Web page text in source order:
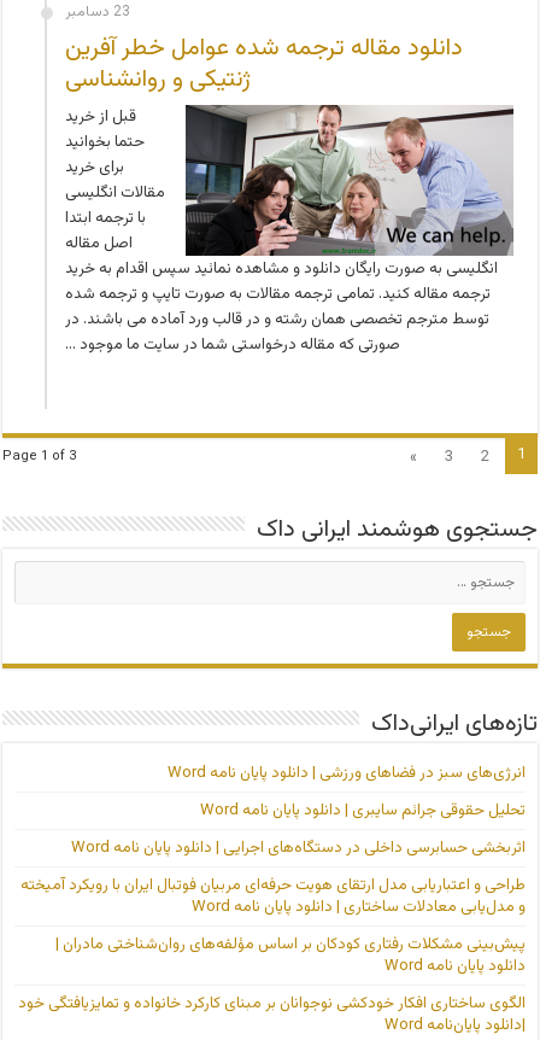
23 دسامبر
دانلود مقاله ترجمه شده عوامل خطر آفرین
ژنتیکی و روانشناسی
قبل از خرید
حتما بخوانید
برای خرید
مقالات انگلیسی
با ترجمه ابتدا
اصل مقاله
انگلیسی به صورت رایگان دانلود و مشاهده نمائید سپس اقدام به خرید
ترجمه مقاله کنید. تمامی ترجمه مقالات به صورت تایپ و ترجمه شده
توسط مترجم تخصصی همان رشته و در قالب ورد آماده می باشند. در
صورتی که مقاله درخواستی شما در سایت ما موجود …
Page 1 of 3 1
2
3
»
جستجوی هوشمند ایرانی داک
تازه‌های ایرانی‌داک
انرژی‌های سبز در فضاهای ورزشی | دانلود پایان نامه Word
تحلیل حقوقی جرائم سایبری | دانلود پایان نامه Word
اثربخشی حسابرسی داخلی در دستگاه‌های اجرایی | دانلود پایان نامه Word
طراحی و اعتباریابی مدل ارتقای هویت حرفه‌ای مربیان فوتبال ایران با رویکرد آمیخته
و مدل‌یابی معادلات ساختاری | دانلود پایان نامه Word
پیش‌بینی مشکلات رفتاری کودکان بر اساس مؤلفه‌های روان‌شناختی مادران |
دانلود پایان نامه Word
الگوی ساختاری افکار خودکشی نوجوانان بر مبنای کارکرد خانواده و تمایزیافتگی خود
|دانلود پایان‌نامه Word